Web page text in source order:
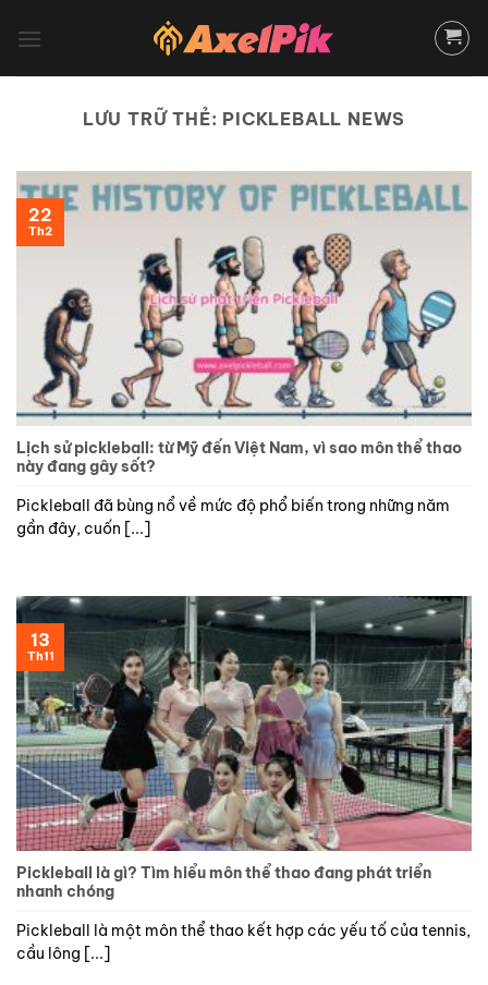
qua
LƯU TRỮ THẺ: PICKLEBALL NEWS
Lịch sử pickleball: từ Mỹ đến Việt Nam, vì sao môn thể thao
này đang gây sốt?
Pickleball đã bùng nổ về mức độ phổ biến trong những năm
gần đây, cuốn [...]
22
Th2
Pickleball là gì? Tìm hiểu môn thể thao đang phát triển
nhanh chóng
Pickleball là một môn thể thao kết hợp các yếu tố của tennis,
cầu lông [...]
13
Th11